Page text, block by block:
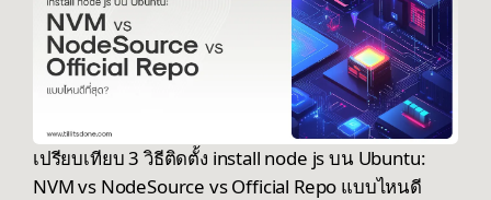
เปรียบเทียบ 3 วิธีติดตั้ง install node js บน Ubuntu:
NVM vs NodeSource vs Official Repo แบบไหนดี